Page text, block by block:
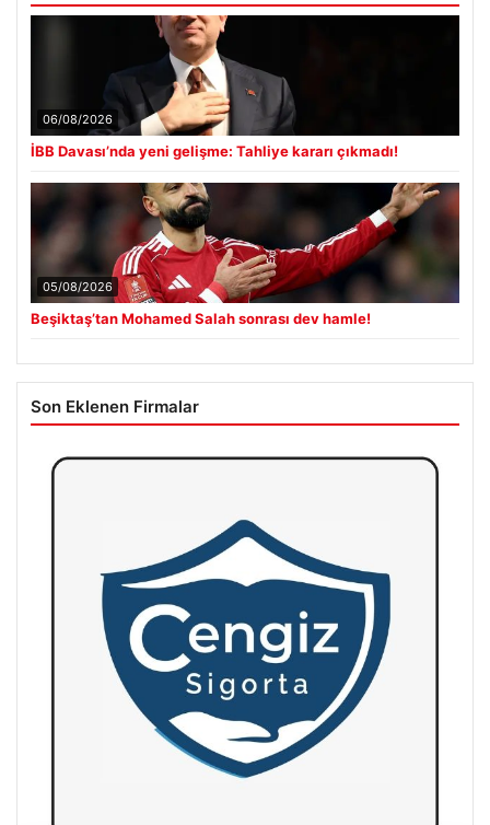
06/08/2026
İBB Davası’nda yeni gelişme: Tahliye kararı çıkmadı!
05/08/2026
Beşiktaş’tan Mohamed Salah sonrası dev hamle!
Son Eklenen Firmalar